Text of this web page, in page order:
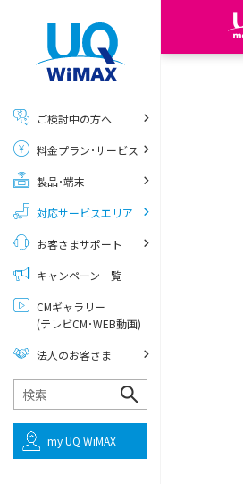
ご検討中の方へ
料金プラン･サービス
製品･端末
対応サービスエリア
お客さまサポート
キャンペーン一覧
CMギャラリー
(テレビCM･WEB動画)
法人のお客さま
my UQ WiMAX